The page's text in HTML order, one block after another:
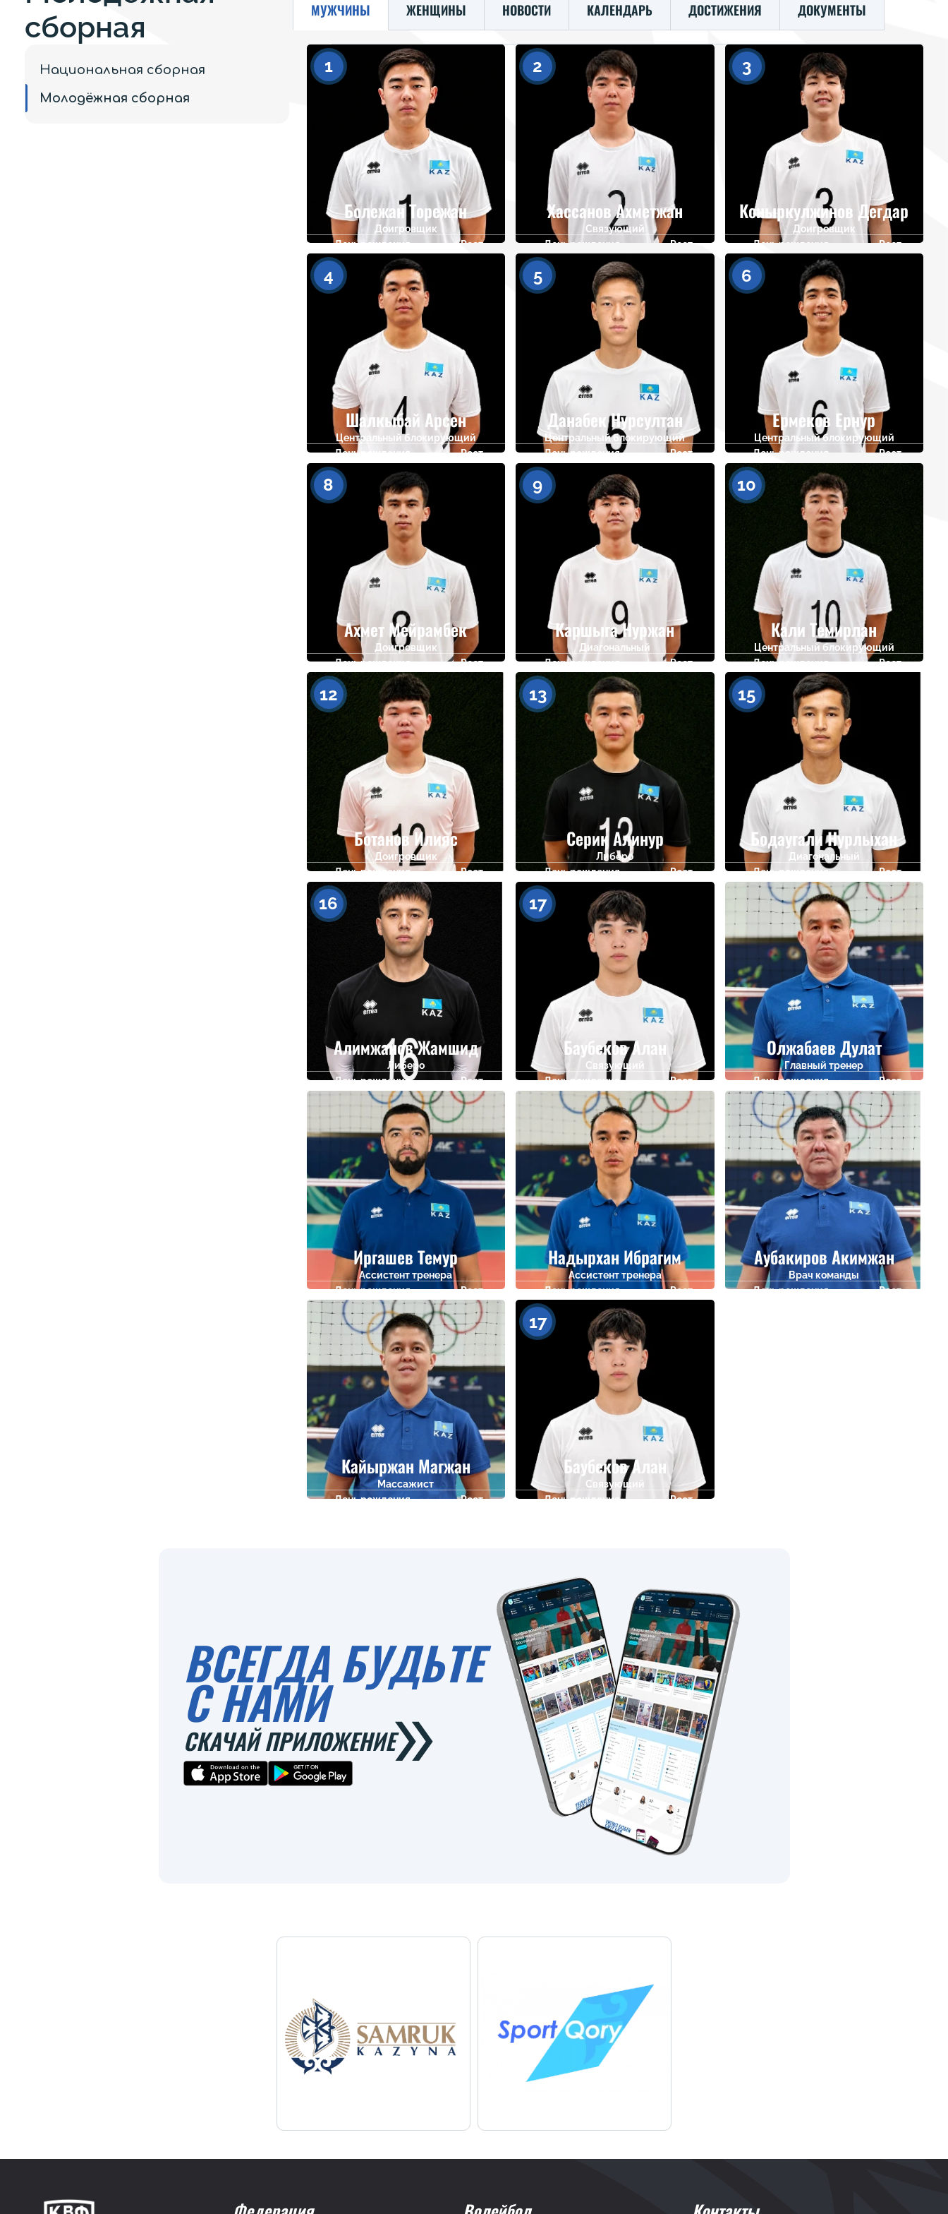
сборная
МУЖЧИНЫ ЖЕНЩИНЫ НОВОСТИ КАЛЕНДАРЬ ДОСТИЖЕНИЯ ДОКУМЕНТЫ
Национальная сборная
Молодёжная сборная
1
Болежан Торежан
Доигровщик
День рождения
08.01.2009
Рост
2
Хассанов Ахметжан
Связующий
День рождения
27.02.2009
Рост
3
Коныркулжинов Дегдар
Доигровщик
День рождения
07.06.2009
Рост
4
Шалкыбай Арсен
Центральный блокирующий
День рождения
25.04.2009
Рост
5
Данабек Нурсултан
Центральный блокирующий
День рождения
04.09.2010
Рост
6
Ермеков Ернур
Центральный блокирующий
День рождения
18.11.2010
Рост
8
Ахмет Мейрамбек
Доигровщик
День рождения
06.03.2009
Рост
185
9
Каршыга Нуржан
Диагональный
День рождения
30.07.2009
Рост
10
Кали Темирлан
Центральный блокирующий
День рождения
20.02.2009
Рост
12
Ботанов Илияс
Доигровщик
День рождения
02.03.2009
Рост
13
Серик Алинур
Либеро
День рождения
09.09.2009
Рост
15
Бодаугали Нурлыхан
Диагональный
День рождения
07.04.2009
Рост
195
16
Алимжанов Жамшид
Либеро
День рождения
04.03.2010
Рост
185
17
Баубеков Алан
Связующий
День рождения
05.02.2010
Рост
188
Олжабаев Дулат
Главный тренер
День рождения
29.07.1986
Рост
0
Иргашев Темур
Ассистент тренера
День рождения
04.08.1996
Рост
0
Надырхан Ибрагим
Ассистент тренера
День рождения
11.05.1995
Рост
Аубакиров Акимжан
Врач команды
День рождения
Рост
Кайыржан Магжан
Массажист
День рождения
Рост
17
Баубеков Алан
Связующий
День рождения
Рост
ВСЕГДА БУДЬТЕ
С НАМИ
СКАЧАЙ ПРИЛОЖЕНИЕ